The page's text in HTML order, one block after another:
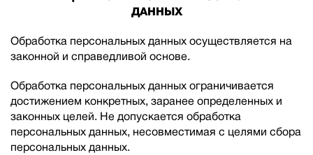
ДАННЫХ
Обработка персональных данных осуществляется на
законной и справедливой основе.
Обработка персональных данных ограничивается
достижением конкретных, заранее определенных и
законных целей. Не допускается обработка
персональных данных, несовместимая с целями сбора
персональных данных.